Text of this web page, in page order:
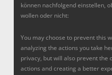
können nachfolgend einstellen,
wollen oder nicht:
You may choose to prevent this
analyzing the actions you take
privacy, but will also prevent
actions and creating a better